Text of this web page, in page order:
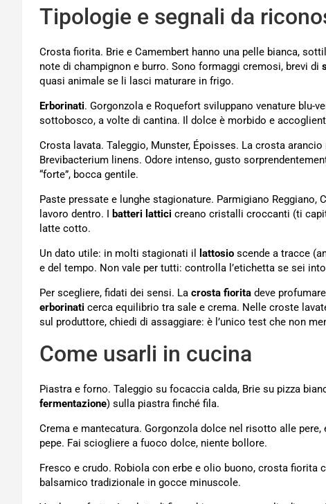
Tipologie e segnali da
Crosta fiorita. Brie e Camembert hanno una pelle bianca,
note di champignon e burro. Sono formaggi cremosi, brevi di
quasi animale se li lasci maturare in frigo.
Erborinati. Gorgonzola e Roquefort sviluppano venature blu-
sottobosco, a volte di cantina. Il dolce è morbido e
Crosta lavata. Taleggio, Munster, Époisses. La crosta
Brevibacterium linens. Odore intenso, gusto
“forte”, bocca gentile.
Paste pressate e lunghe stagionature. Parmigiano
lavoro dentro. I batteri lattici creano cristalli croccanti (ti
latte cotto.
Un dato utile: in molti stagionati il
lattosio scende a tracce
e del tempo. Non vale per tutti: controlla l’etichetta se sei
Per scegliere, fidati dei sensi. La crosta fiorita deve
erborinati cerca equilibrio tra sale e crema. Nelle croste
sul produttore, chiedi di assaggiare: è l’unico test che non
Come usarli in cucina
Piastra e forno. Taleggio su focaccia calda, Brie su pizza
fermentazione) sulla piastra finché fila.
Crema e mantecatura. Gorgonzola dolce nel risotto alle
pepe. Fai sciogliere a fuoco dolce, niente bollore.
Fresco e crudo. Robiola con erbe e olio buono, crosta fiorita
balsamico tradizionale in gocce minuscole.